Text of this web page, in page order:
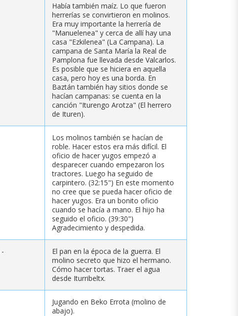
Había también maíz. Lo que fueron
herrerías se convirtieron en molinos.
Era muy importante la herrería de
"Manuelenea" y cerca de allí hay una
casa "Ezkilenea" (La Campana). La
campana de Santa María la Real de
Pamplona fue llevada desde Valcarlos.
Es posible que se hiciera en aquella
casa, pero hoy es una borda. En
Baztán también hay sitios donde se
hacían campanas: se cuenta en la
canción "Iturengo Arotza" (El herrero
de Ituren).
Los molinos también se hacían de
roble. Hacer estos era más difícil. El
oficio de hacer yugos empezó a
desparecer cuando empezaron los
tractores. Luego ha seguido de
carpintero. (32:15") En este momento
no cree que se pueda hacer oficio de
hacer yugos. Era un bonito oficio
cuando se hacía a mano. El hijo ha
seguido el oficio. (39:30")
Agradecimiento y despedida.
-
El pan en la época de la guerra. El
molino secreto que hizo el hermano.
Cómo hacer tortas. Traer el agua
desde Iturribeltx.
Jugando en Beko Errota (molino de
abajo).